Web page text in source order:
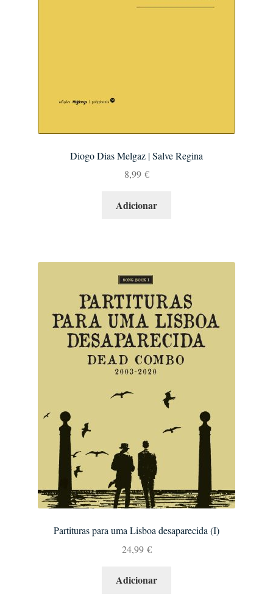
Diogo Dias Melgaz | Salve Regina
8,99 €
Adicionar
Partituras para uma Lisboa desaparecida (I)
24,99 €
Adicionar